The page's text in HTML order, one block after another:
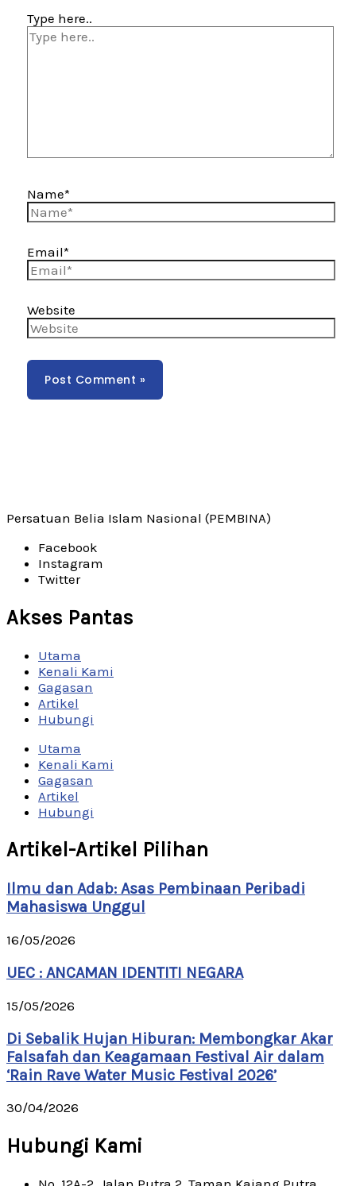
Type here..
Name*
Email*
Website
Persatuan Belia Islam Nasional (PEMBINA)
Facebook
Instagram
Twitter
Akses Pantas
Utama
Kenali Kami
Gagasan
Artikel
Hubungi
Utama
Kenali Kami
Gagasan
Artikel
Hubungi
Artikel-Artikel Pilihan
Ilmu dan Adab: Asas Pembinaan Peribadi
Mahasiswa Unggul
16/05/2026
UEC : ANCAMAN IDENTITI NEGARA
15/05/2026
Di Sebalik Hujan Hiburan: Membongkar Akar
Falsafah dan Keagamaan Festival Air dalam
‘Rain Rave Water Music Festival 2026’
30/04/2026
Hubungi Kami